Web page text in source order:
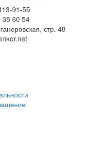
91-55
35 60 54
стр. 48